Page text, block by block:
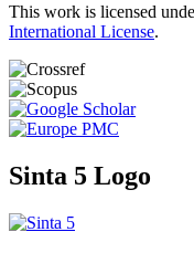
This work is licensed
International License.
Sinta 5 Logo